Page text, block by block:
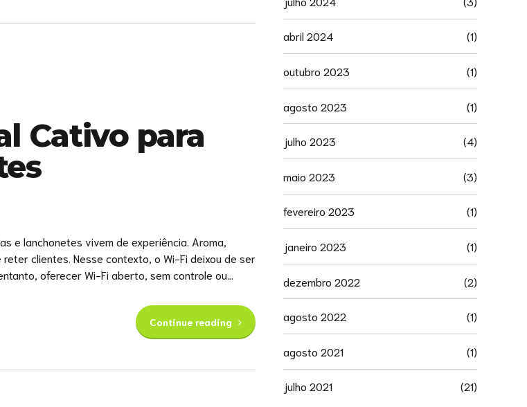
Cativo para
e lanchonetes vivem de experiência. Aroma,
clientes. Nesse contexto, o Wi-Fi deixou de ser
oferecer Wi-Fi aberto, sem controle ou...
Continue reading
abril 2024 (1)
outubro 2023 (1)
agosto 2023 (1)
julho 2023 (4)
maio 2023 (3)
fevereiro 2023 (1)
janeiro 2023 (1)
dezembro 2022 (2)
agosto 2022 (1)
agosto 2021 (1)
julho 2021 (21)